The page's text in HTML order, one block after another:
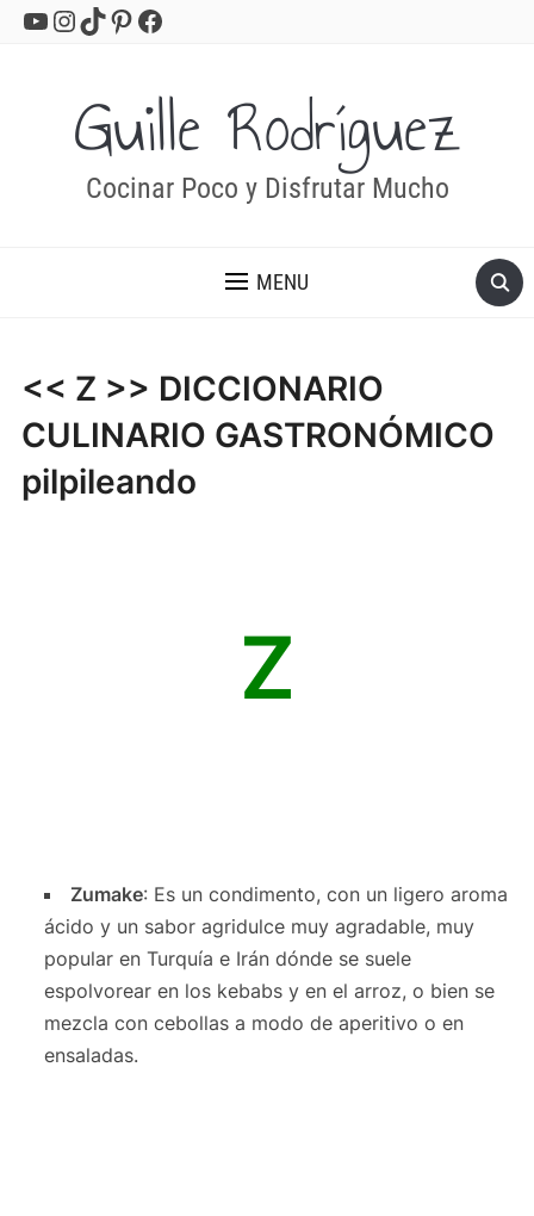
YouTube
Instagram
TikTok
Pinterest
Facebook
Guille Rodríguez
Cocinar Poco y Disfrutar Mucho
MENU
<< Z >> DICCIONARIO
CULINARIO GASTRONÓMICO
pilpileando
Z
Zumake: Es un condimento, con un ligero aroma
ácido y un sabor agridulce muy agradable, muy
popular en Turquía e Irán dónde se suele
espolvorear en los kebabs y en el arroz, o bien se
mezcla con cebollas a modo de aperitivo o en
ensaladas.